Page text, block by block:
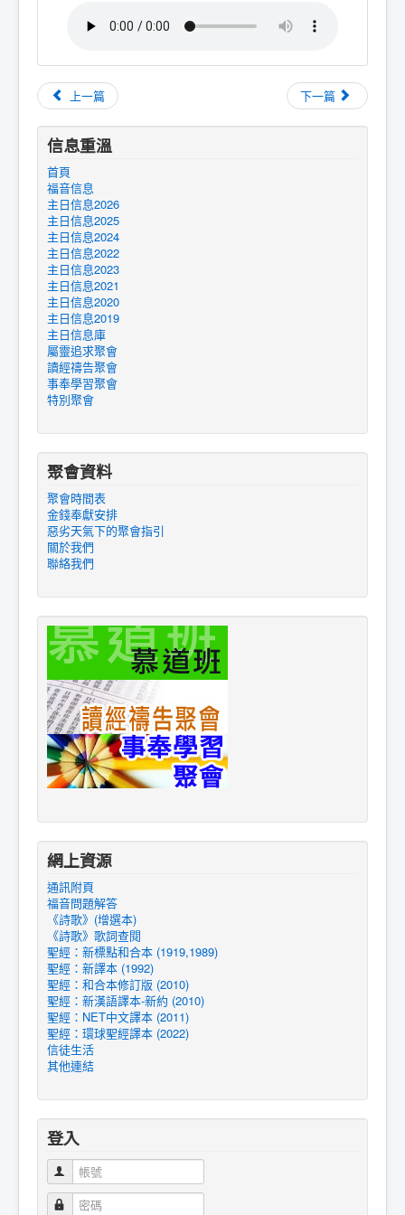
上一篇 下一篇
信息重溫
首頁
福音信息
主日信息2026
主日信息2025
主日信息2024
主日信息2022
主日信息2023
主日信息2021
主日信息2020
主日信息2019
主日信息庫
屬靈追求聚會
讀經禱告聚會
事奉學習聚會
特別聚會
聚會資料
聚會時間表
金錢奉獻安排
惡劣天氣下的聚會指引
關於我們
聯絡我們
網上資源
通訊附頁
福音問題解答
《詩歌》(增選本)
《詩歌》歌詞查閱
聖經：新標點和合本 (1919,1989)
聖經：新譯本 (1992)
聖經：和合本修訂版 (2010)
聖經：新漢語譯本-新約 (2010)
聖經：NET中文譯本 (2011)
聖經：環球聖經譯本 (2022)
信徒生活
其他連結
登入
帳號
密碼